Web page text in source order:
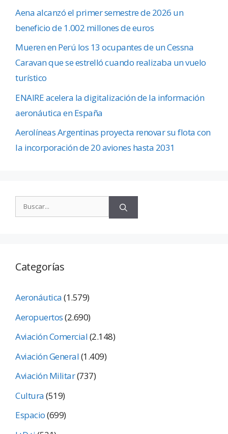
Aena alcanzó el primer semestre de 2026 un
beneficio de 1.002 millones de euros
Mueren en Perú los 13 ocupantes de un Cessna
Caravan que se estrelló cuando realizaba un vuelo
turístico
ENAIRE acelera la digitalización de la información
aeronáutica en España
Aerolíneas Argentinas proyecta renovar su flota con
la incorporación de 20 aviones hasta 2031
Categorías
Aeronáutica(1.579)
Aeropuertos(2.690)
Aviación Comercial(2.148)
Aviación General(1.409)
Aviación Militar(737)
Cultura(519)
Espacio(699)